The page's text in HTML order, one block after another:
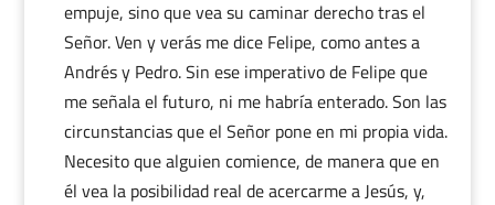
empuje, sino que vea su caminar derecho tras el
Señor. Ven y verás me dice Felipe, como antes a
Andrés y Pedro. Sin ese imperativo de Felipe que
me señala el futuro, ni me habría enterado. Son las
circunstancias que el Señor pone en mi propia vida.
Necesito que alguien comience, de manera que en
él vea la posibilidad real de acercarme a Jesús, y,